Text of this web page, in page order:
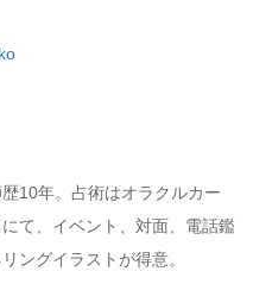
10年。占術はオラクルカー
て、イベント、対面、電話鑑
ングイラストが得意。